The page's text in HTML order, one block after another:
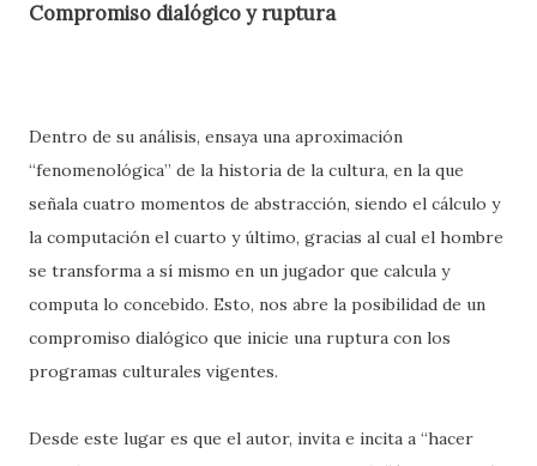
Compromiso dialógico y ruptura
Dentro de su análisis, ensaya una aproximación
“fenomenológica” de la historia de la cultura, en la que
señala cuatro momentos de abstracción, siendo el cálculo y
la computación el cuarto y último, gracias al cual el hombre
se transforma a sí mismo en un jugador que calcula y
computa lo concebido. Esto, nos abre la posibilidad de un
compromiso dialógico que inicie una ruptura con los
programas culturales vigentes.
Desde este lugar es que el autor, invita e incita a “hacer